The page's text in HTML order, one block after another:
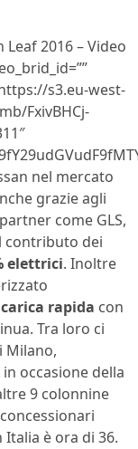
Leaf 2016 – Video
s3.eu-west-
FxivBHCj-
nel mercato
grazie agli
come GLS,
contributo dei
elettrici. Inoltre
rapida con
Tra loro ci
Milano,
occasione della
9 colonnine
è ora di 36.